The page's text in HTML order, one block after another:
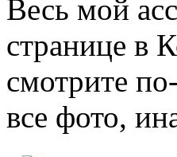
Весь мой
странице в
смотрите
все фото,